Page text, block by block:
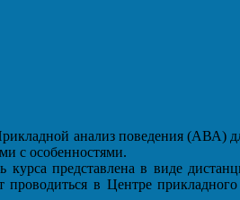
анализ поведения (АВА)
с особенностями.
представлена в виде
проводиться в Центре